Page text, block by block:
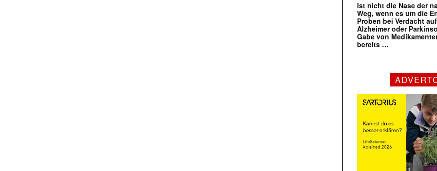
Ist nicht die Nase der
Weg, wenn es um die
Proben bei Verdacht
Alzheimer oder
Gabe von
bereits …